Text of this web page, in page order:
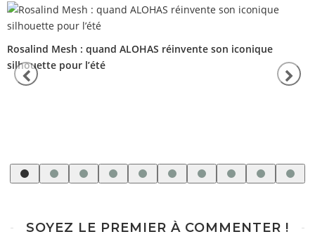
Rosalind Mesh : quand ALOHAS réinvente son iconique
silhouette pour l’été
SOYEZ LE PREMIER À COMMENTER !